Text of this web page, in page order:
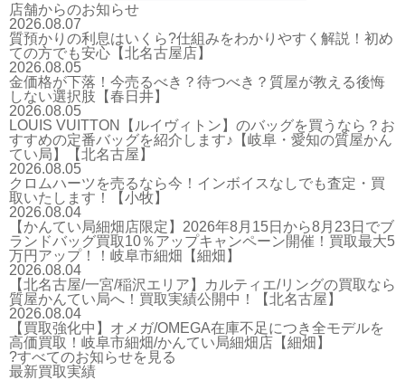
店舗からのお知らせ
2026.08.07
質預かりの利息はいくら?仕組みをわかりやすく解説！初め
ての方でも安心【北名古屋店】
2026.08.05
金価格が下落！今売るべき？待つべき？質屋が教える後悔
しない選択肢【春日井】
2026.08.05
LOUIS VUITTON【ルイヴィトン】のバッグを買うなら？お
すすめの定番バッグを紹介します♪【岐阜・愛知の質屋かん
てい局】【北名古屋】
2026.08.05
クロムハーツを売るなら今！インボイスなしでも査定・買
取いたします！【小牧】
2026.08.04
【かんてい局細畑店限定】2026年8月15日から8月23日でブ
ランドバッグ買取10％アップキャンペーン開催！買取最大5
万円アップ！！岐阜市細畑【細畑】
2026.08.04
【北名古屋/一宮/稲沢エリア】カルティエ/リングの買取なら
質屋かんてい局へ！買取実績公開中！【北名古屋】
2026.08.04
【買取強化中】オメガ/OMEGA在庫不足につき全モデルを
高価買取！岐阜市細畑/かんてい局細畑店【細畑】
?すべてのお知らせを見る
最新買取実績